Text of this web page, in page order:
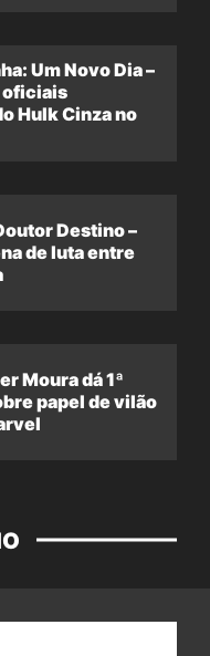
Um Novo Dia –
oficiais
Hulk Cinza no
Destino –
de luta entre
Moura dá 1ª
papel de vilão